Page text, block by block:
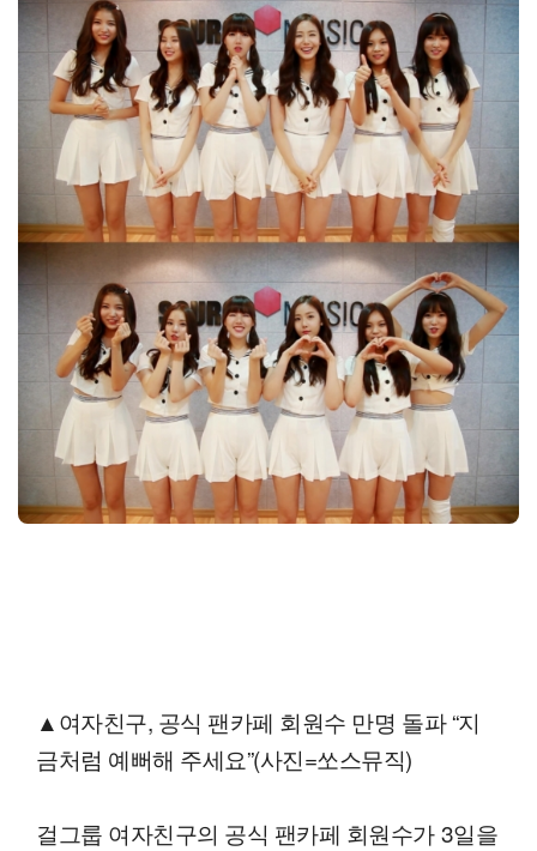
▲여자친구, 공식 팬카페 회원수 만명 돌파 “지
금처럼 예뻐해 주세요”(사진=쏘스뮤직)
걸그룹 여자친구의 공식 팬카페 회원수가 3일을